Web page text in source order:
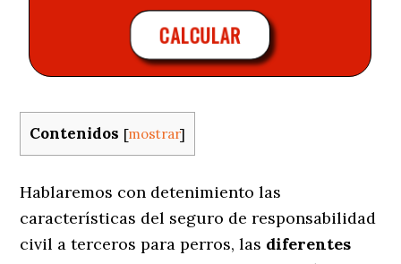
CALCULAR
Contenidos [mostrar]
Hablaremos con detenimiento las
características del seguro de responsabilidad
civil a terceros para perros, las diferentes